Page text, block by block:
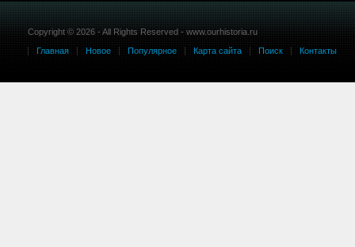
Copyright © 2026 - All Rights Reserved - www.ourhistoria.ru
Главная
Новое Популярное Карта сайта Поиск Контакты